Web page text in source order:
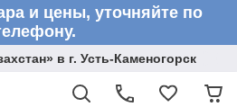
и цены, уточняйте по
в г. Усть-Каменогорск